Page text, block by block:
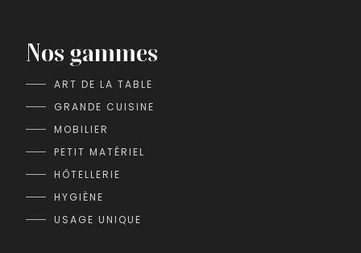
Nos gammes
ART DE LA TABLE
GRANDE CUISINE
MOBILIER
PETIT MATÉRIEL
HÔTELLERIE
HYGIÈNE
USAGE UNIQUE